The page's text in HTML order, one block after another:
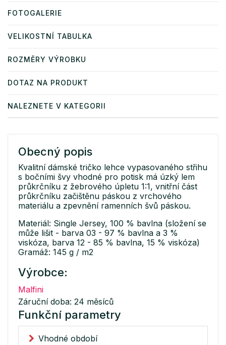
FOTOGALERIE
VELIKOSTNÍ TABULKA
ROZMĚRY VÝROBKU
DOTAZ NA PRODUKT
NALEZNETE V KATEGORII
Obecný popis
Kvalitní dámské tričko lehce vypasovaného střihu
s bočními švy vhodné pro potisk má úzký lem
průkrčníku z žebrového úpletu 1:1, vnitřní část
průkrčníku začištěnu páskou z vrchového
materiálu a zpevnění ramenních švů páskou.
Materiál: Single Jersey, 100 % bavlna (složení se
může lišit - barva 03 - 97 % bavlna a 3 %
viskóza, barva 12 - 85 % bavlna, 15 % viskóza)
Gramáž: 145 g / m2
Výrobce:
Malfini
Záruční doba: 24 měsíců
Funkční parametry
Vhodné období